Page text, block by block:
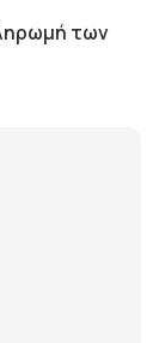
των